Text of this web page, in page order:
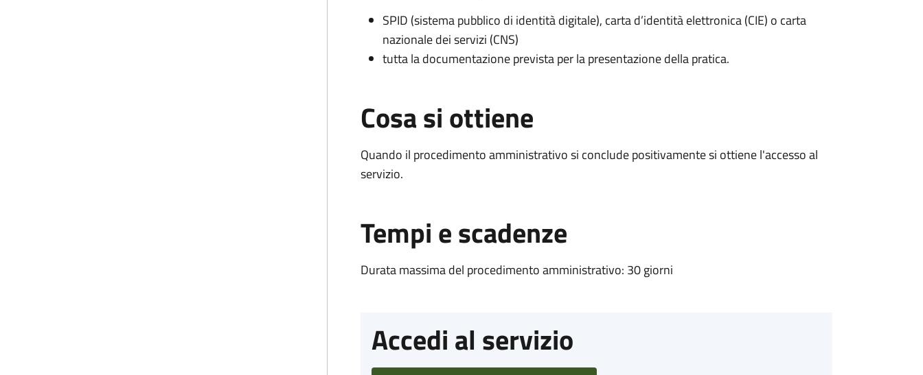
SPID (sistema pubblico di identità digitale), carta d’identità elettronica (CIE) o carta
nazionale dei servizi (CNS)
tutta la documentazione prevista per la presentazione della pratica.
Cosa si ottiene
Quando il procedimento amministrativo si conclude positivamente si ottiene l'accesso al
servizio.
Tempi e scadenze
Durata massima del procedimento amministrativo: 30 giorni
Accedi al servizio